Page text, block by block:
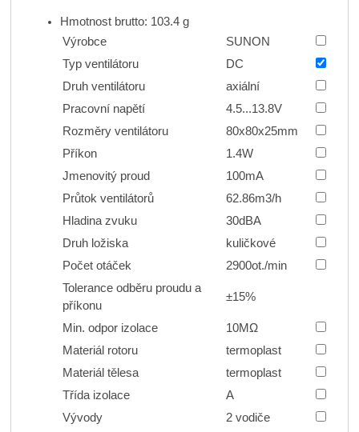
Hmotnost brutto: 103.4 g
Výrobce
SUNON
Typ ventilátoru
DC
Druh ventilátoru
axiální
Pracovní napětí
4.5...13.8V
Rozměry ventilátoru
80x80x25mm
Příkon
1.4W
Jmenovitý proud
100mA
Průtok ventilátorů
62.86m3/h
Hladina zvuku
30dBA
Druh ložiska
kuličkové
Počet otáček
2900ot./min
Tolerance odběru proudu a
příkonu
±15%
Min. odpor izolace
10MΩ
Materiál rotoru
termoplast
Materiál tělesa
termoplast
Třída izolace
A
Vývody
2 vodiče